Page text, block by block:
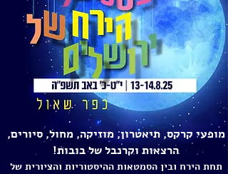
מופעי קרקס, תיאטרון, מוזיקה, מחול, סיורים,
הרצאות וקרנבל של בובות!
תחת הירח ובין הסמטאות ההיסטוריות והציורית של